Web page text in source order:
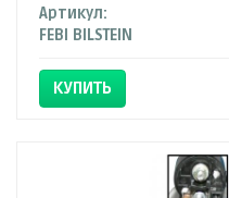
Артикул:
FEBI BILSTEIN
КУПИТЬ